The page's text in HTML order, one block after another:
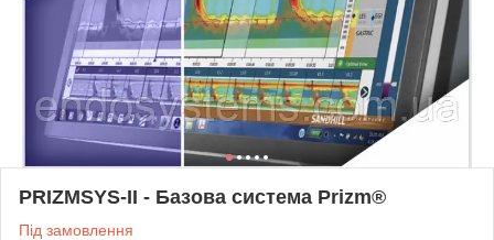
PRIZMSYS-II - Базова система Prizm®
Під замовлення